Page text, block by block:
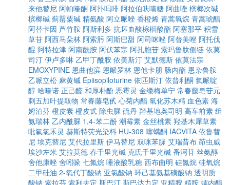
来他替尼 阿帕喹酮 阿扑吗啡 阿拉伯呋喃糖 阿曲唑 槟榔次碱
槟榔碱 蓟罂粟碱 精氨酸 阿立哌唑 香橙烯 青蒿氧烷 青蒿琥酯
阿替卡因 芦竹胺 阿斯利多 抗坏血酸棕榈酸酯 阿塞那平 积雪
草苷 阿西马朵林 阿索肟 阿斯巴甜 阿司咪唑 阿替美唑 阿托伐
醌 阿特拉津 阿南酰胺 阿伏苯宗 阿扎胞苷 索玛鲁肽侧链 依莫
司汀 伊卢多啉 乙甲丁酰胺 依美斯汀 艾默德斯 依莫法宗
EMOXYPINE 恩曲他滨 恩哌罗林 恩他卡朋 肠内酯 恩杂鲁胺
乙哌立松 麻黄碱 Epiisopiloturine 依匹斯汀 依普利酮 氟哌啶
醇 哈喹诺 正己醛 和厚朴酚 恶霉灵 金缕梅单宁 常春藤皂苷元
刺五加叶提取物 常春藤皂甙 心菊内酯 氧化苏木精 血色素 海
姆泊芬 橙皮素 橙皮甙 除虫脲 硫丹 羟基地奥司明 高车前素 组
氨瑞林 乙内酰脲 1,4-苯二酚 潮霉素 金丝桃素 羟基木犀草素
吡氟氯禾灵 赫斯特荧光染料 HU-308 噻螨酮 IACVITA 依鲁替
尼 埃克替尼 艾代拉里斯 伊马替尼 双咪苯脲 艾瑞昔布 茚虫威
埃沙左米 艾拉莫德 春千里光碱 克氏千里光碱 番泻苷 丝氨醇
舍他康唑 舍吲哚 七氟烷 唾液酸乳糖 西布曲明 硅氮烷 硅氧烷
二甲硅油 2-氧代丁酸钠 亚氯酸钠 环己基氨基磺酸钠 透明质
酸钠 索拉芬 索利夫定 斯巴汀 斯巴达力定 亚精胺 精胺 螺内酯